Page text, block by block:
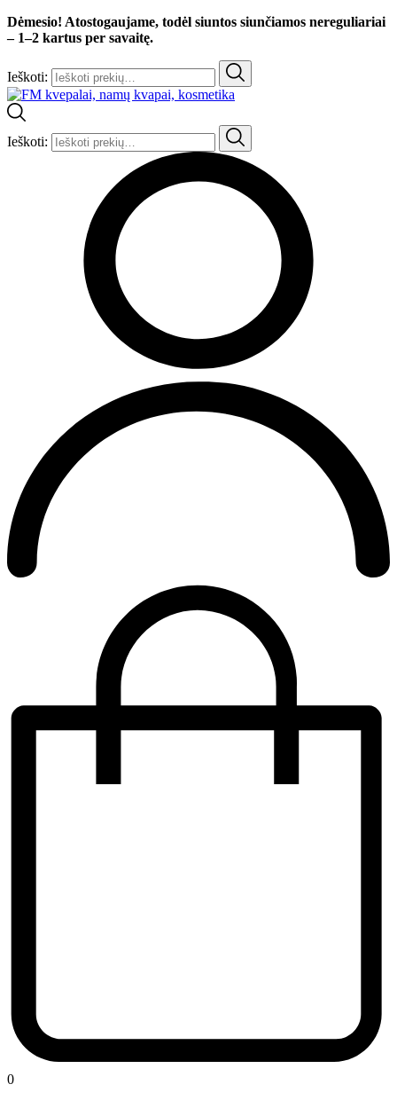
Dėmesio! Atostogaujame, todėl siuntos siunčiamos nereguliariai
– 1–2 kartus per savaitę.
Ieškoti:
Ieškoti:
0